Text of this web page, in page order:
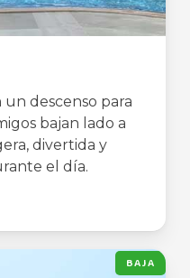
un descenso para
bajan lado a
divertida y
el día.
BAJA